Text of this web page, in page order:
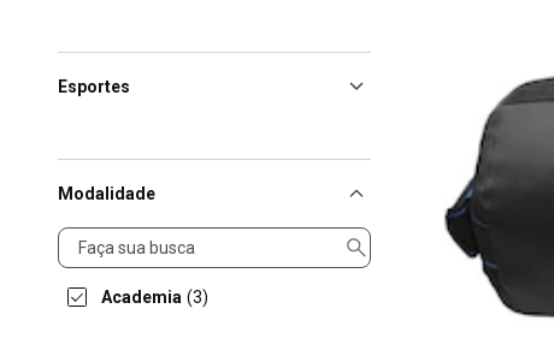
Esportes
Modalidade
Modalidade
Academia (3)